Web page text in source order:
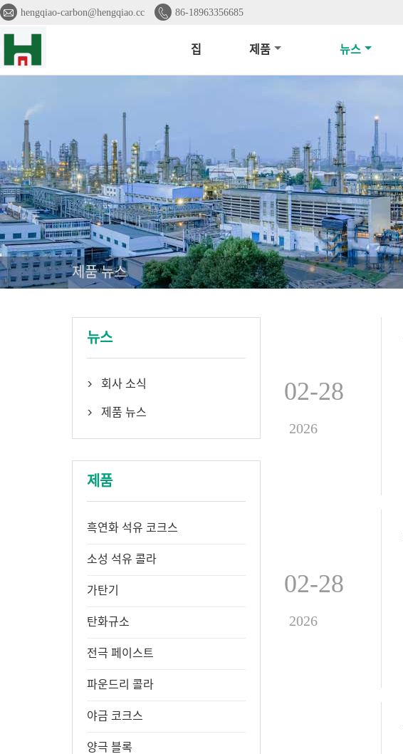
 hengqiao-carbon@hengqiao.cc  86-18963356685
집 제품 뉴스
제품 뉴스
뉴스
 회사 소식
 제품 뉴스
제품
흑연화 석유 코크스
소성 석유 콜라
가탄기
탄화규소
전극 페이스트
파운드리 콜라
야금 코크스
양극 블록
02-28
2026
02-28
2026